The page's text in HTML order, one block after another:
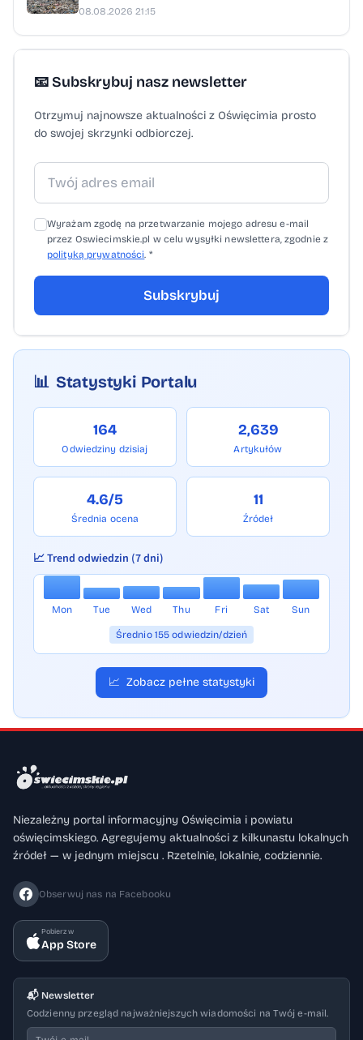
08.08.2026 21:15
📧 Subskrybuj nasz newsletter
Otrzymuj najnowsze aktualności z Oświęcimia prosto
do swojej skrzynki odbiorczej.
Wyrażam zgodę na przetwarzanie mojego adresu e-mail
przez Oswiecimskie.pl w celu wysyłki newslettera, zgodnie z
polityką prywatności. *
Subskrybuj
📊 Statystyki Portalu
164
Odwiedziny dzisiaj
2,639
Artykułów
4.6/5
Średnia ocena
11
Źródeł
📈 Trend odwiedzin (7 dni)
Mon Tue Wed Thu Fri Sat Sun
Średnio 155 odwiedzin/dzień
📈 Zobacz pełne statystyki
Niezależny portal informacyjny Oświęcimia i powiatu
oświęcimskiego. Agregujemy aktualności z kilkunastu lokalnych
źródeł — w jednym miejscu . Rzetelnie, lokalnie, codziennie.
Obserwuj nas na Facebooku
Pobierz w
App Store
📬 Newsletter
Codzienny przegląd najważniejszych wiadomości na Twój e-mail.